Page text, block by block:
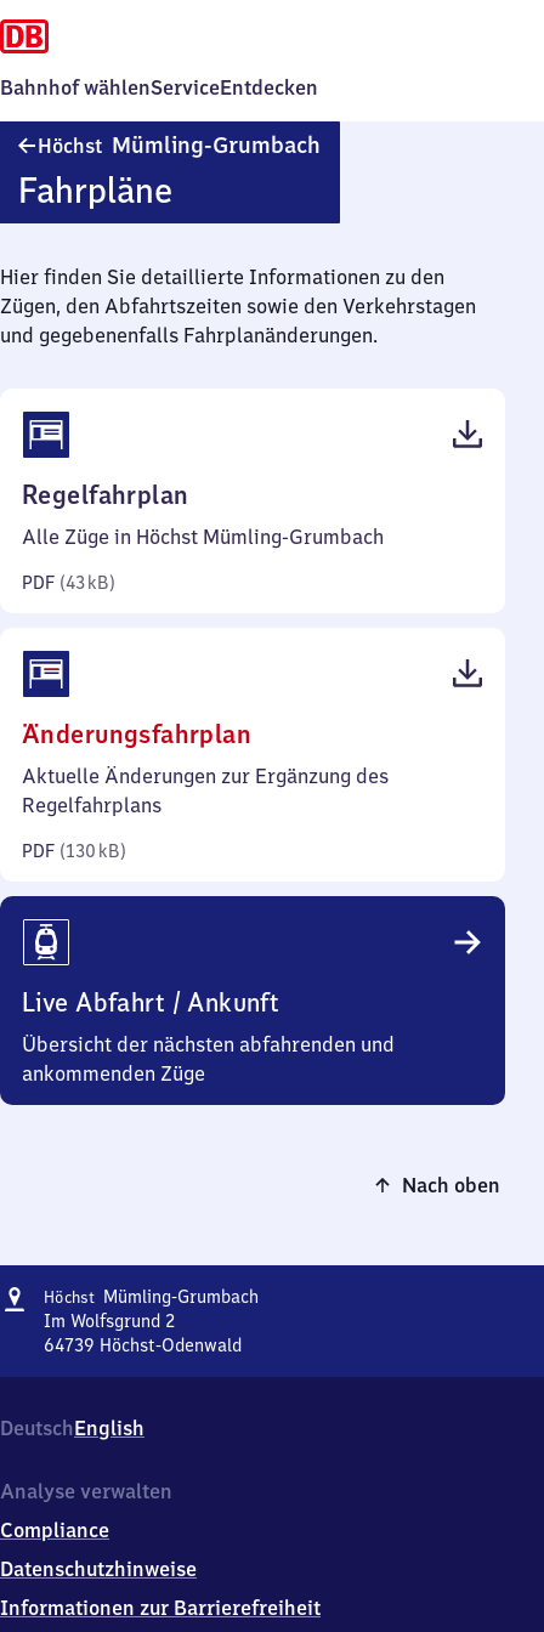
Bahnhof wählenServiceEntdecken
Höchst Mümling-Grumbach
Fahrpläne
Hier finden Sie detaillierte Informationen zu den
Zügen, den Abfahrtszeiten sowie den Verkehrstagen
und gegebenenfalls Fahrplanänderungen.
Regelfahrplan
43
Alle Züge in Höchst Mümling-Grumbach
PDF (43 kB)
Änderungsfahrplan
130
Aktuelle Änderungen zur Ergänzung des
Regelfahrplans
PDF (130 kB)
Live Abfahrt / Ankunft
Übersicht der nächsten abfahrenden und
ankommenden Züge
Nach oben
Adresse
Höchst Mümling-GrumbachHöchst
Im Wolfsgrund 2
64739 Höchst-Odenwald
Grumbach,
Im
2,
4
7
9
DeutschEnglish
Analyse verwalten
Compliance
Datenschutzhinweise
Informationen zur Barrierefreiheit